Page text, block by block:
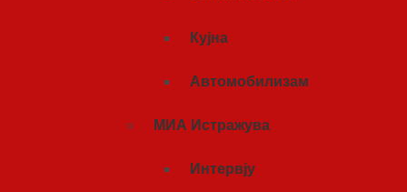
Кујна
Автомобилизам
МИА Истражува
Интервју